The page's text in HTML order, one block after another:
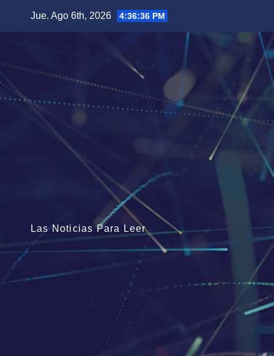
Jue. Ago 6th, 2026 4:36:37 PM
Las Noticias Para Leer